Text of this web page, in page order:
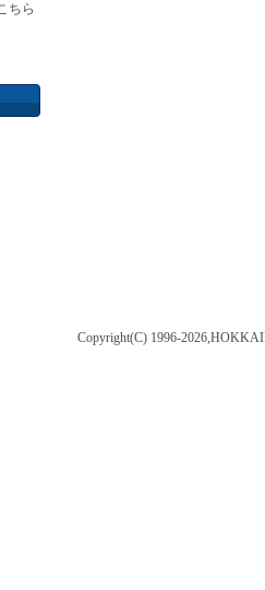
ちら
Copyright(C) 1996-